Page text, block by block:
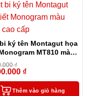
ký tên Montagut họa
MT810 màu
cao cấp
₫
₫
Thêm vào giỏ hàng